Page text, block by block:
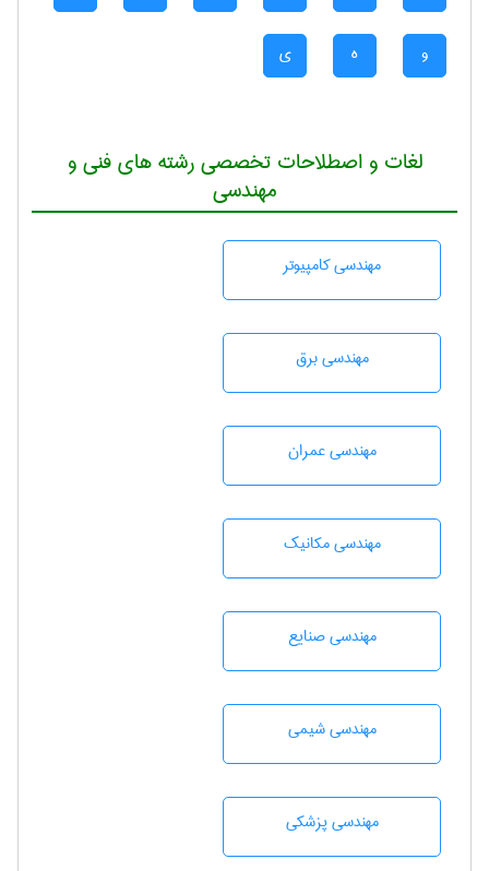
و ه ی
لغات و اصطلاحات تخصصی رشته های فنی و
مهندسی
مهندسی كامپيوتر
مهندسی برق
مهندسی عمران
مهندسی مکانیک
مهندسی صنايع
مهندسي شيمی
مهندسی پزشکی